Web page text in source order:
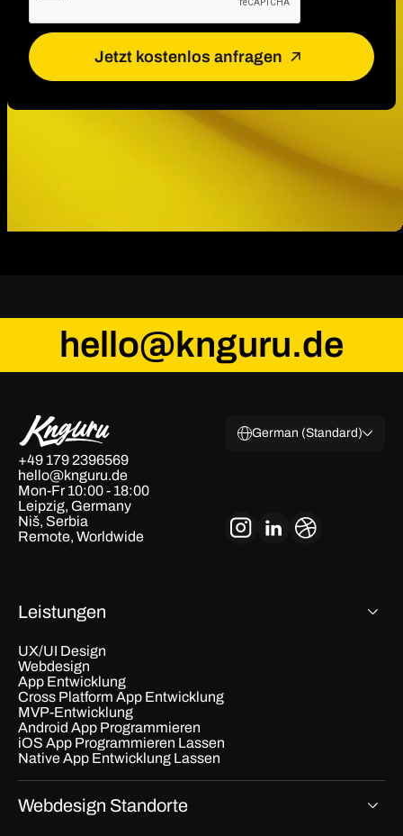
Jetzt kostenlos anfragen
hello@knguru.de
+49 179 2396569
hello@knguru.de
Mon-Fr 10:00 - 18:00
Leipzig, Germany
Niš, Serbia
Remote, Worldwide
German (Standard)
Leistungen
UX/UI Design
Webdesign
App Entwicklung
Cross Platform App Entwicklung
MVP-Entwicklung
Android App Programmieren
iOS App Programmieren Lassen
Native App Entwicklung Lassen
Webdesign Standorte